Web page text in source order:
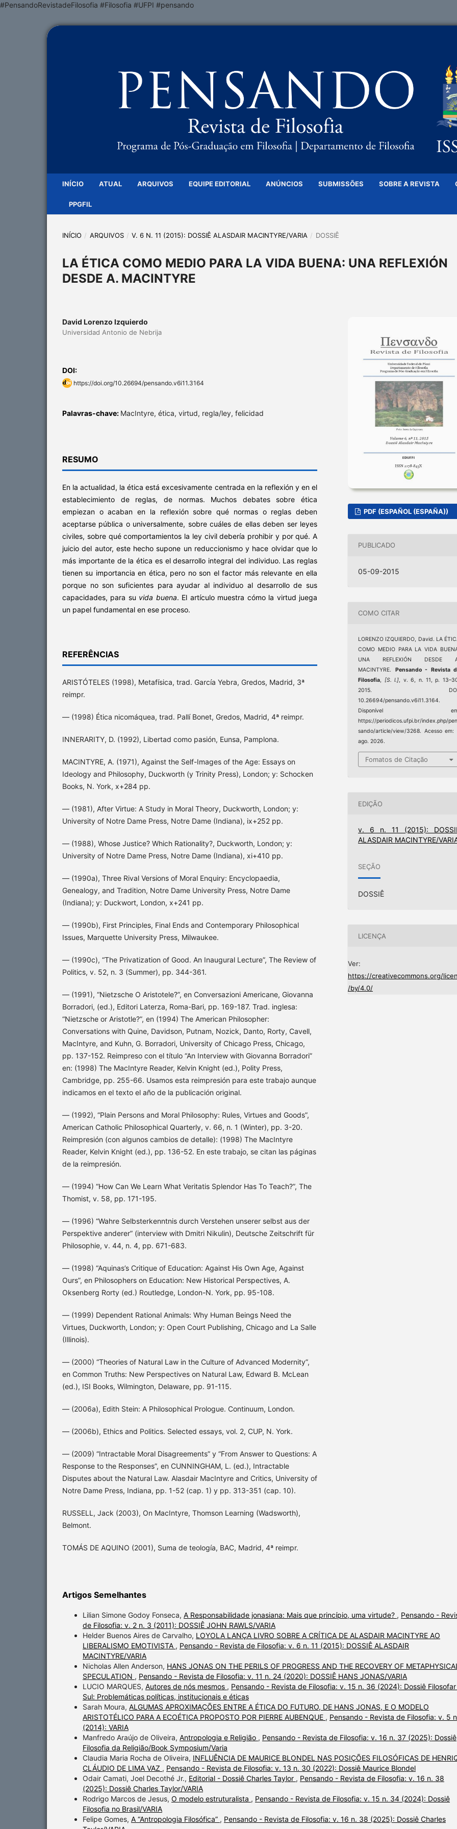
#PensandoRevistadeFilosofia #Filosofia #UFPI #pensando
INÍCIO ATUAL ARQUIVOS EQUIPE EDITORIAL ANÚNCIOS SUBMISSÕES SOBRE A REVISTA
PPGFIL
INÍCIO / ARQUIVOS / V. 6 N. 11 (2015): DOSSIÊ ALASDAIR MACINTYRE/VARIA / DOSSIÊ
LA ÉTICA COMO MEDIO PARA LA VIDA BUENA: UNA REFLEXIÓN
DESDE A. MACINTYRE
David Lorenzo Izquierdo
Universidad Antonio de Nebrija
DOI:
https://doi.org/10.26694/pensando.v6i11.3164
Palavras-chave: MacIntyre, ética, virtud, regla/ley, felicidad
RESUMO
En la actualidad, la ética está excesivamente centrada en la reflexión y en el
establecimiento de reglas, de normas. Muchos debates sobre ética
empiezan o acaban en la reflexión sobre qué normas o reglas deben
aceptarse pública o universalmente, sobre cuáles de ellas deben ser leyes
civiles, sobre qué comportamientos la ley civil debería prohibir y por qué. A
juicio del autor, este hecho supone un reduccionismo y hace olvidar que lo
más importante de la ética es el desarrollo integral del individuo. Las reglas
tienen su importancia en ética, pero no son el factor más relevante en ella
porque no son suficientes para ayudar al individuo al desarrollo de sus
capacidades, para su vida buena. El artículo muestra cómo la virtud juega
un papel fundamental en ese proceso.
REFERÊNCIAS
ARISTÓTELES (1998), Metafísica, trad. García Yebra, Gredos, Madrid, 3ª
reimpr.
— (1998) Ética nicomáquea, trad. Pallí Bonet, Gredos, Madrid, 4ª reimpr.
INNERARITY, D. (1992), Libertad como pasión, Eunsa, Pamplona.
MACINTYRE, A. (1971), Against the Self-Images of the Age: Essays on
Ideology and Philosophy, Duckworth (y Trinity Press), London; y: Schocken
Books, N. York, x+284 pp.
— (1981), After Virtue: A Study in Moral Theory, Duckworth, London; y:
University of Notre Dame Press, Notre Dame (Indiana), ix+252 pp.
— (1988), Whose Justice? Which Rationality?, Duckworth, London; y:
University of Notre Dame Press, Notre Dame (Indiana), xi+410 pp.
— (1990a), Three Rival Versions of Moral Enquiry: Encyclopaedia,
Genealogy, and Tradition, Notre Dame University Press, Notre Dame
(Indiana); y: Duckwort, London, x+241 pp.
— (1990b), First Principles, Final Ends and Contemporary Philosophical
Issues, Marquette University Press, Milwaukee.
— (1990c), “The Privatization of Good. An Inaugural Lecture”, The Review of
Politics, v. 52, n. 3 (Summer), pp. 344-361.
— (1991), “Nietzsche O Aristotele?”, en Conversazioni Americane, Giovanna
Borradori, (ed.), Editori Laterza, Roma-Bari, pp. 169-187. Trad. inglesa:
“Nietzsche or Aristotle?”, en (1994) The American Philosopher:
Conversations with Quine, Davidson, Putnam, Nozick, Danto, Rorty, Cavell,
MacIntyre, and Kuhn, G. Borradori, University of Chicago Press, Chicago,
pp. 137-152. Reimpreso con el título “An Interview with Giovanna Borradori”
en: (1998) The MacIntyre Reader, Kelvin Knight (ed.), Polity Press,
Cambridge, pp. 255-66. Usamos esta reimpresión para este trabajo aunque
indicamos en el texto el año de la publicación original.
— (1992), “Plain Persons and Moral Philosophy: Rules, Virtues and Goods”,
American Catholic Philosophical Quarterly, v. 66, n. 1 (Winter), pp. 3-20.
Reimpresión (con algunos cambios de detalle): (1998) The MacIntyre
Reader, Kelvin Knight (ed.), pp. 136-52. En este trabajo, se citan las páginas
de la reimpresión.
— (1994) “How Can We Learn What Veritatis Splendor Has To Teach?”, The
Thomist, v. 58, pp. 171-195.
— (1996) “Wahre Selbsterkenntnis durch Verstehen unserer selbst aus der
Perspektive anderer” (interview with Dmitri Nikulin), Deutsche Zeitschrift für
Philosophie, v. 44, n. 4, pp. 671-683.
— (1998) “Aquinas’s Critique of Education: Against His Own Age, Against
Ours”, en Philosophers on Education: New Historical Perspectives, A.
Oksenberg Rorty (ed.) Routledge, London-N. York, pp. 95-108.
— (1999) Dependent Rational Animals: Why Human Beings Need the
Virtues, Duckworth, London; y: Open Court Publishing, Chicago and La Salle
(Illinois).
— (2000) “Theories of Natural Law in the Culture of Advanced Modernity”,
en Common Truths: New Perspectives on Natural Law, Edward B. McLean
(ed.), ISI Books, Wilmington, Delaware, pp. 91-115.
— (2006a), Edith Stein: A Philosophical Prologue. Continuum, London.
— (2006b), Ethics and Politics. Selected essays, vol. 2, CUP, N. York.
— (2009) “Intractable Moral Disagreements” y “From Answer to Questions: A
Response to the Responses”, en CUNNINGHAM, L. (ed.), Intractable
Disputes about the Natural Law. Alasdair MacIntyre and Critics, University of
Notre Dame Press, Indiana, pp. 1-52 (cap. 1) y pp. 313-351 (cap. 10).
RUSSELL, Jack (2003), On MacIntyre, Thomson Learning (Wadsworth),
Belmont.
TOMÁS DE AQUINO (2001), Suma de teología, BAC, Madrid, 4ª reimpr.
PDF (ESPAÑOL (ESPAÑA))
PUBLICADO
05-09-2015
COMO CITAR
LORENZO IZQUIERDO, David. LA
COMO MEDIO PARA LA VIDA
UNA REFLEXIÓN DESDE
MACINTYRE. Pensando - Revista
Filosofia, [S. l.], v. 6, n. 11, p.
2015.
10.26694/pensando.v6i11.3164.
Disponível
https://periodicos.ufpi.br/index.php/
sando/article/view/3268. Acesso em:
ago. 2026.
Fomatos de Citação
EDIÇÃO
v. 6 n. 11 (2015):
ALASDAIR MACINTYRE/
SEÇÃO
DOSSIÊ
LICENÇA
Ver:
https://creativecommons.org/
/by/4.0/
Artigos Semelhantes
Lilian Simone Godoy Fonseca, A Responsabilidade jonasiana: Mais que princípio, uma virtude? , Pensando -
de Filosofia: v. 2 n. 3 (2011): DOSSIÊ JOHN RAWLS/VARIA
Helder Buenos Aires de Carvalho, LOYOLA LANÇA LIVRO SOBRE A CRÍTICA DE ALASDAIR MACINTYRE AO
LIBERALISMO EMOTIVISTA , Pensando - Revista de Filosofia: v. 6 n. 11 (2015): DOSSIÊ ALASDAIR
MACINTYRE/VARIA
Nicholas Allen Anderson, HANS JONAS ON THE PERILS OF PROGRESS AND THE RECOVERY OF
SPECULATION , Pensando - Revista de Filosofia: v. 11 n. 24 (2020): DOSSIÊ HANS JONAS/VARIA
LUCIO MARQUES, Autores de nós mesmos , Pensando - Revista de Filosofia: v. 15 n. 36 (2024): Dossiê
Sul: Problemáticas políticas, institucionais e éticas
Sarah Moura, ALGUMAS APROXIMAÇÕES ENTRE A ÉTICA DO FUTURO, DE HANS JONAS, E O MODELO
ARISTOTÉLICO PARA A ECOÉTICA PROPOSTO POR PIERRE AUBENQUE , Pensando - Revista de Filosofia: v. 5
(2014): VARIA
Manfredo Araújo de Oliveira, Antropologia e Religião , Pensando - Revista de Filosofia: v. 16 n. 37 (2025): Dossiê
Filosofia da Religião/Book Symposium/Varia
Claudia Maria Rocha de Oliveira, INFLUÊNCIA DE MAURICE BLONDEL NAS POSIÇÕES FILOSÓFICAS DE
CLÁUDIO DE LIMA VAZ , Pensando - Revista de Filosofia: v. 13 n. 30 (2022): Dossiê Maurice Blondel
Odair Camati, Joel Decothé Jr., Editorial - Dossiê Charles Taylor , Pensando - Revista de Filosofia: v. 16 n. 38
(2025): Dossiê Charles Taylor/VARIA
Rodrigo Marcos de Jesus, O modelo estruturalista , Pensando - Revista de Filosofia: v. 15 n. 34 (2024): Dossiê
Filosofia no Brasil/VARIA
Felipe Gomes, A “Antropologia Filosófica” , Pensando - Revista de Filosofia: v. 16 n. 38 (2025): Dossiê Charles